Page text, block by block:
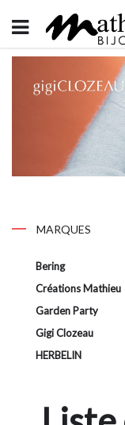
MARQUES
Bering
Créations Mathieu
Garden Party
Gigi Clozeau
HERBELIN